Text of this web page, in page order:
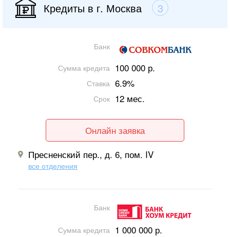
Кредиты в г. Москва 3
Банк
Сумма кредита 100 000 р.
Ставка 6.9%
Срок 12 мес.
Онлайн заявка
Пресненский пер., д. 6, пом. IV
все отделения
Банк
Сумма кредита 1 000 000 р.